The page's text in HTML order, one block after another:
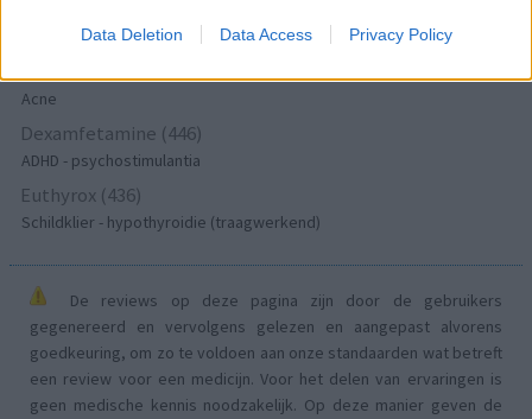
Data Deletion Data Access Privacy Policy
Antibiotica - penicillines breedspectrum
Acne
Dexamfetamine (446)
ADHD - psychostimulantia
Euthyrox (436)
Schildklier - hypothyroidie (traagwerkend)
De reviews op deze pagina zijn door de gebruikers
gegenereerd en vervolgens gelezen en aangepast alvorens
goedkeuring, om zo te voldoen aan onze standaarden wat betreft
een review voor een medicijn. Voor het delen van ervaringen is
geen medische kennis noodzakelijk. Op deze manier geven de